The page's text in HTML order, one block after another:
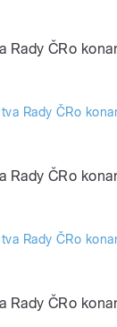
Rady ČRo
Rady ČRo
Rady ČRo
Rady ČRo
Rady ČRo